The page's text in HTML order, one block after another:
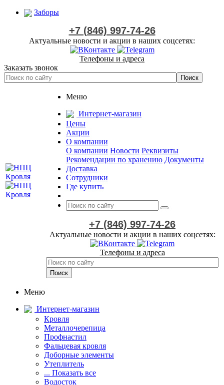
Заборы
+7 (846) 997-74-26
Актуальные новости и акции в наших соцсетях:
Телефоны и адреса
Заказать звонок
Меню
Интернет-магазин
Цены
Акции
О компании
О компании Новости Реквизиты
Рекомендации по хранению Документы
Доставка
Сотрудники
Где купить
+7 (846) 997-74-26
Актуальные новости и акции в наших соцсетях:
Телефоны и адреса
Меню
Интернет-магазин
Кровля
Металлочерепица
Профнастил
Фальцевая кровля
Доборные элементы
Утеплитель
... Показать все
Водосток